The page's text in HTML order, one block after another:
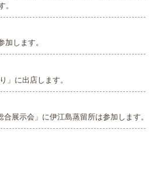
。
加します。
」に出店します。
展示会」に伊江島蒸留所は参加します。